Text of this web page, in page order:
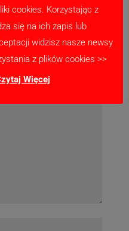
opublikowany.
*
cookies. Korzystając z
się na ich zapis lub
widzisz nasze newsy
z plików cookies >>
Więcej